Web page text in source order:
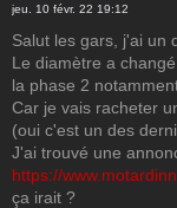
jeu. 10 févr. 22 19:12
Salut les gars, j'ai un
Le diamètre a
la phase 2
Car je vais racheter
(oui c'est un des
J'ai trouvé une
https://
ça irait ?